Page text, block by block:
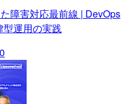
障害対応最前線 | DevOps
運用の実践